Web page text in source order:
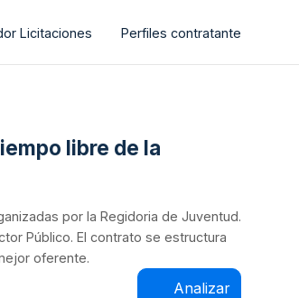
Licitaciones Perfiles contratante
libre de la
por la Regidoria de Juventud.
Público. El contrato se estructura
oferente.
Analizar